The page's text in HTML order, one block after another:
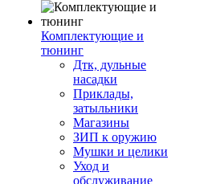
Комплектующие и
тюнинг
Дтк, дульные
насадки
Приклады,
затыльники
Магазины
ЗИП к оружию
Мушки и целики
Уход и
обслуживание